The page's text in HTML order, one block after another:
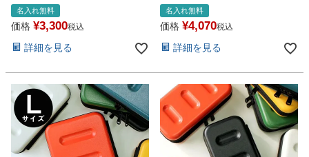
名入れ無料
価格 ¥3,300税込
詳細を見る
名入れ無料
価格 ¥4,070税込
詳細を見る